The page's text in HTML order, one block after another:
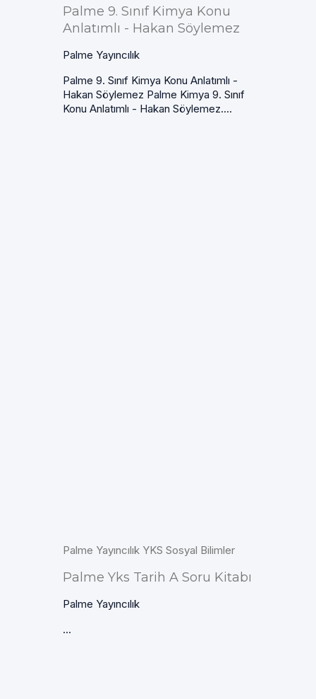
Palme 9. Sınıf Kimya Konu
Anlatımlı - Hakan Söylemez
Palme Yayıncılık
Palme 9. Sınıf Kimya Konu Anlatımlı -
Hakan Söylemez Palme Kimya 9. Sınıf
Konu Anlatımlı - Hakan Söylemez....
Palme Yayıncılık YKS Sosyal Bilimler
Palme Yks Tarih A Soru Kitabı
Palme Yayıncılık
...